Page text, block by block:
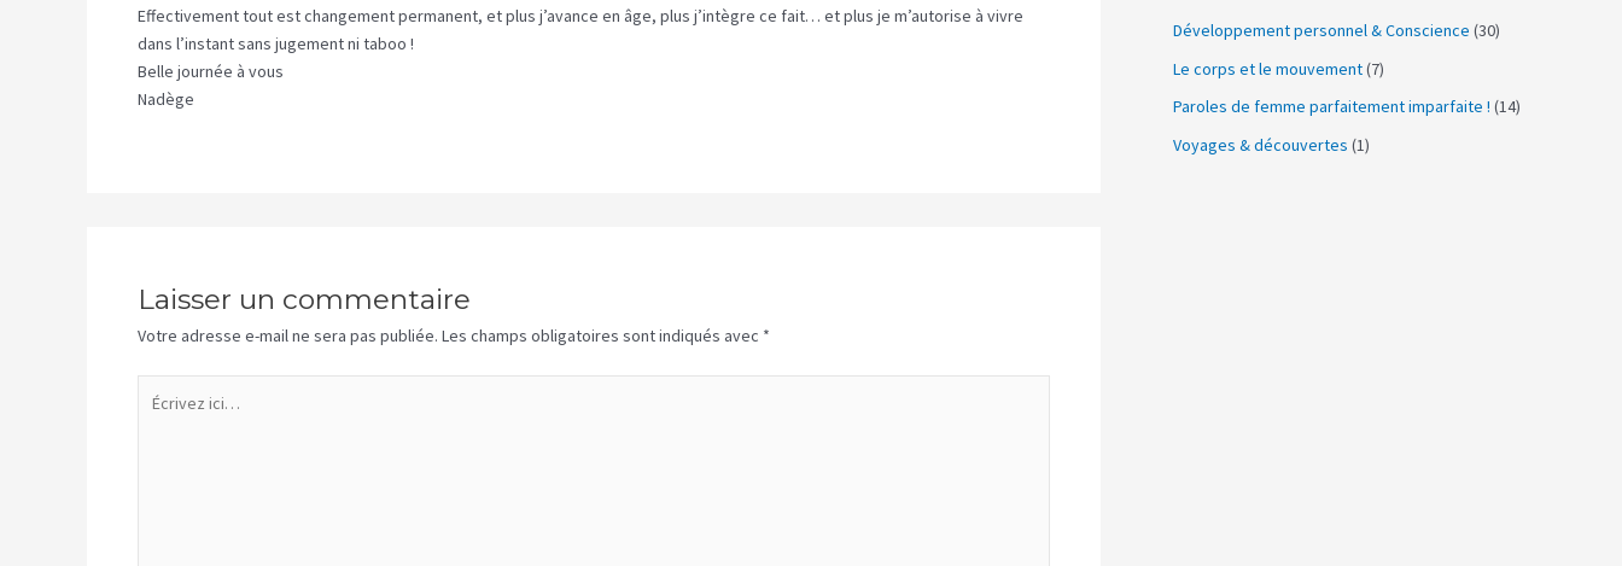
Effectivement tout est changement permanent, et plus j’avance en âge, plus j’intègre ce fait… et plus je m’autorise à vivre
dans l’instant sans jugement ni taboo !
Belle journée à vous
Nadège
Laisser un commentaire
Votre adresse e-mail ne sera pas publiée. Les champs obligatoires sont indiqués avec *
ici…
Développement personnel & Conscience (30)
Le corps et le mouvement(7)
Paroles de femme parfaitement imparfaite ! (14)
Voyages & découvertes (1)